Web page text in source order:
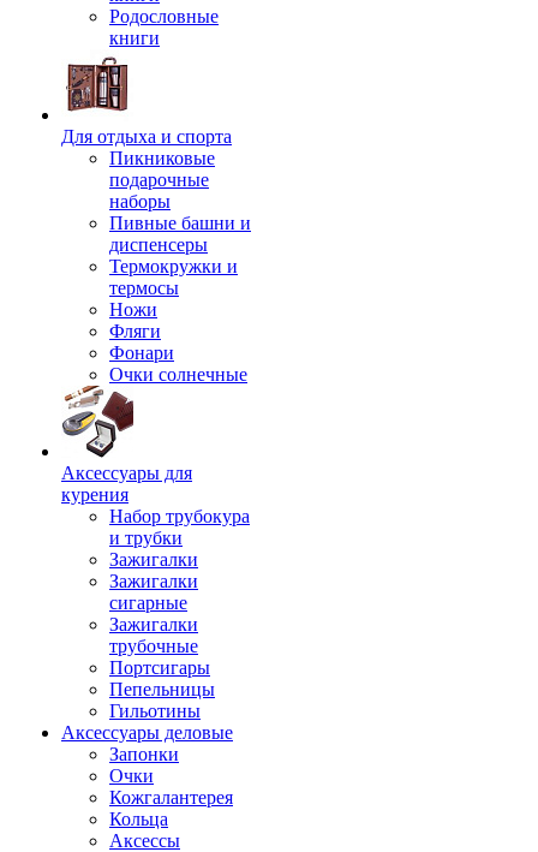
Родословные
книги
Для отдыха и спорта
Пикниковые
подарочные
наборы
Пивные башни и
диспенсеры
Термокружки и
термосы
Ножи
Фляги
Фонари
Очки солнечные
Аксессуары для
курения
Набор трубокура
и трубки
Зажигалки
Зажигалки
сигарные
Зажигалки
трубочные
Портсигары
Пепельницы
Гильотины
Аксессуары деловые
Запонки
Очки
Кожгалантерея
Кольца
Аксессы